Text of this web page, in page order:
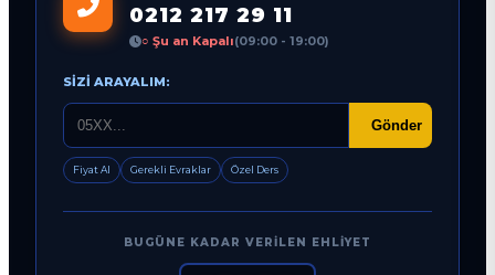
0212 217 29 11
○ Şu an Kapalı(09:00 - 19:00)
SIZI ARAYALIM:
Gönder
Fiyat Al Gerekli Evraklar Özel Ders
BUGÜNE KADAR VERILEN EHLIYET